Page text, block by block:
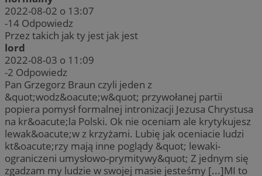
2022-08-02 o 13:07
-14 Odpowiedz
Przez takich jak ty jest jak jest
lord
2022-08-03 o 11:09
-2 Odpowiedz
Pan Grzegorz Braun czyli jeden z
&quot;wodz&oacute;w&quot; przywołanej partii
popiera pomysł formalnej intronizacji Jezusa Chrystusa
na kr&oacute;la Polski. Ok nie oceniam ale krytykujesz
lewak&oacute;w z krzyżami. Lubię jak oceniacie ludzi
kt&oacute;rzy mają inne poglądy &quot; lewaki-
ograniczeni umysłowo-prymitywy&quot; Z jednym się
zgadzam my ludzie w swojej masie jesteśmy [...]MI to